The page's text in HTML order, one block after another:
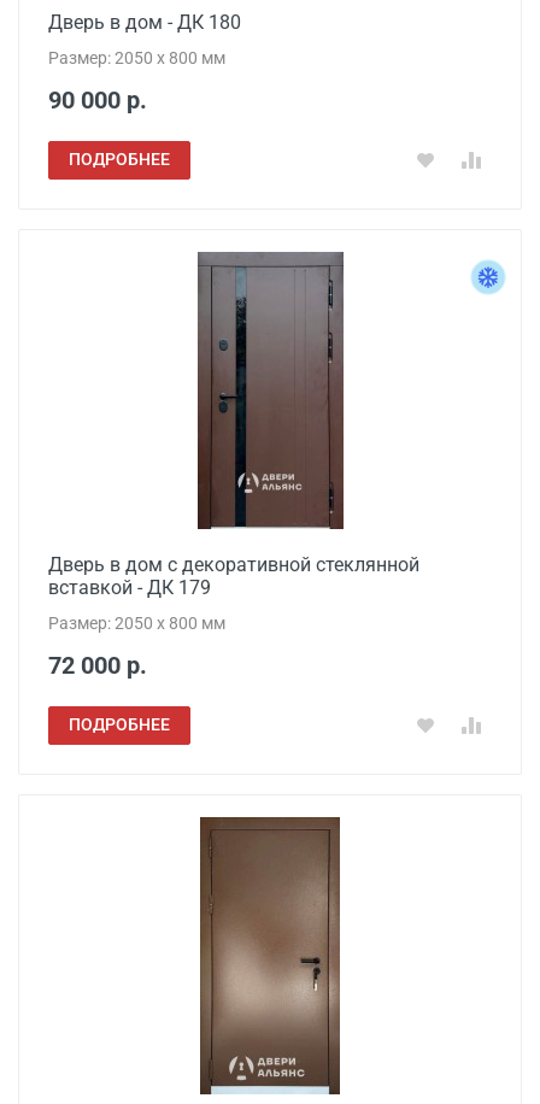
Дверь в дом - ДК 180
Размер: 2050 x 800 мм
90 000 р.
ПОДРОБНЕЕ
Дверь в дом с декоративной стеклянной
вставкой - ДК 179
Размер: 2050 x 800 мм
72 000 р.
ПОДРОБНЕЕ